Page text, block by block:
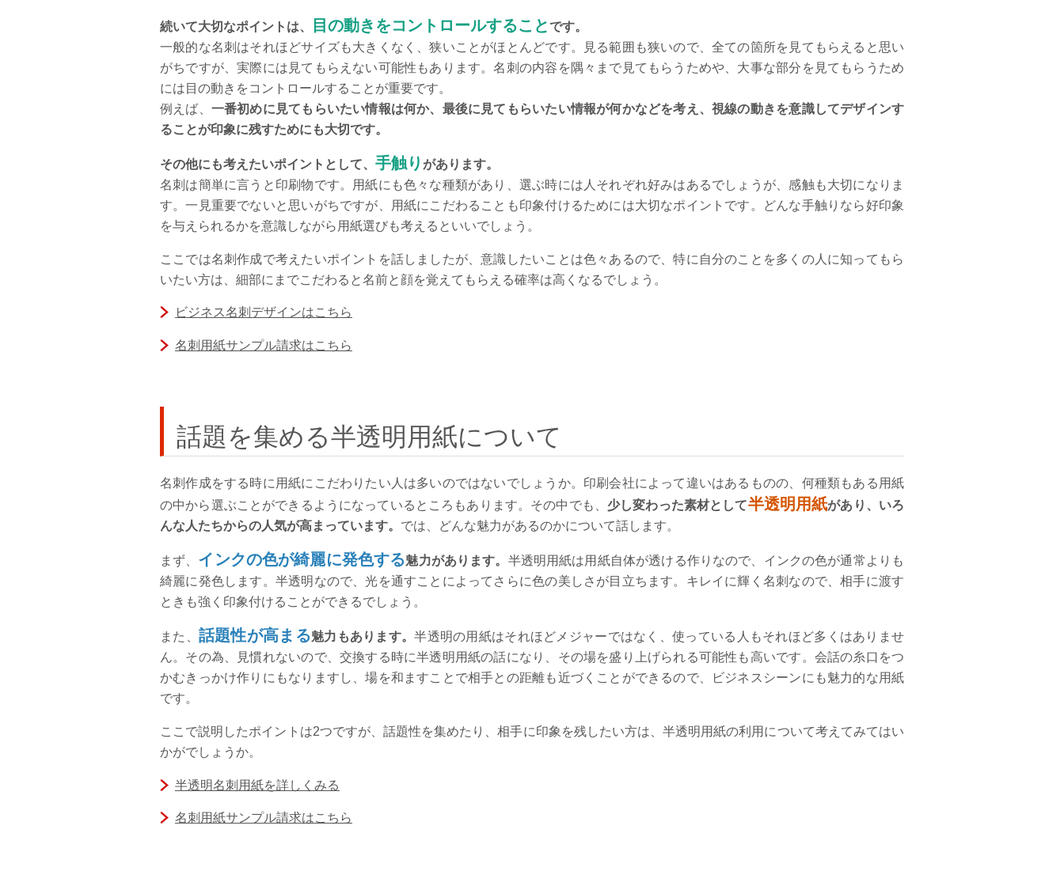
続いて大切なポイントは、 目の動きをコントロールすることです。
一般的な名刺はそれほどサイズも大きくなく、狭いことがほとんどです。見る範囲も狭いので、全ての箇所を見てもらえると思い
がちですが、実際には見てもらえない可能性もあります。名刺の内容を隅々まで見てもらうためや、大事な部分を見てもらうため
には目の動きをコントロールすることが重要です。
例えば、 一番初めに見てもらいたい情報は何か、最後に見てもらいたい情報が何かなどを考え、視線の動きを意識してデザインす
ることが印象に残すためにも大切です。
その他にも考えたいポイントとして、 手触り があります。
名刺は簡単に言うと印刷物です。用紙にも色々な種類があり、選ぶ時には人それぞれ好みはあるでしょうが、感触も大切になりま
す。一見重要でないと思いがちですが、用紙にこだわることも印象付けるためには大切なポイントです。どんな手触りなら好印象
を与えられるかを意識しながら用紙選びも考えるといいでしょう。
ここでは名刺作成で考えたいポイントを話しましたが、意識したいことは色々あるので、特に自分のことを多くの人に知ってもら
いたい方は、細部にまでこだわると名前と顔を覚えてもらえる確率は高くなるでしょう。
ビジネス名刺デザインはこちら
名刺用紙サンプル請求はこちら
話題を集める半透明用紙について
名刺作成をする時に用紙にこだわりたい人は多いのではないでしょうか。印刷会社によって違いはあるものの、何種類もある用紙
の中から選ぶことができるようになっているところもあります。その中でも、 少し変わった素材として半透明用紙があり、いろ
んな人たちからの人気が高まっています。 では、どんな魅力があるのかについて話します。
まず、 インクの色が綺麗に発色する魅力があります。 半透明用紙は用紙自体が透ける作りなので、インクの色が通常よりも
綺麗に発色します。半透明なので、光を通すことによってさらに色の美しさが目立ちます。キレイに輝く名刺なので、相手に渡す
ときも強く印象付けることができるでしょう。
また、 話題性が高まる魅力もあります。半透明の用紙はそれほどメジャーではなく、使っている人もそれほど多くはありませ
ん。その為、見慣れないので、交換する時に半透明用紙の話になり、その場を盛り上げられる可能性も高いです。会話の糸口をつ
かむきっかけ作りにもなりますし、場を和ますことで相手との距離も近づくことができるので、ビジネスシーンにも魅力的な用紙
です。
ここで説明したポイントは2つですが、話題性を集めたり、相手に印象を残したい方は、半透明用紙の利用について考えてみてはい
かがでしょうか。
半透明名刺用紙を詳しくみる
名刺用紙サンプル請求はこちら